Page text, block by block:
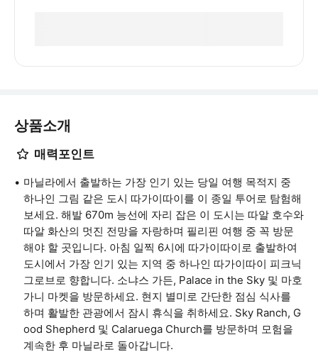
상품소개
매력포인트
마닐라에서 출발하는 가장 인기 있는 당일 여행 목적지 중
하나인 그림 같은 도시 따가이따이를 이 종일 투어로 탐험해
보세요. 해발 670m 능선에 자리 잡은 이 도시는 따알 호수와
따알 화산의 멋진 전망을 자랑하며 필리핀 여행 중 꼭 방문
해야 할 곳입니다. 아침 일찍 6시에 따가이따이로 출발하여
도시에서 가장 인기 있는 지역 중 하나인 따가이따이 피크닉
그로브로 향합니다. 소냐스 가든, Palace in the Sky 및 마호
가니 마켓을 방문하세요. 현지 별미로 간단한 점심 식사를
하며 활발한 관광에서 잠시 휴식을 취하세요. Sky Ranch, G
ood Shepherd 및 Calaruega Church를 방문하며 모험을
계속한 후 마닐라로 돌아갑니다.